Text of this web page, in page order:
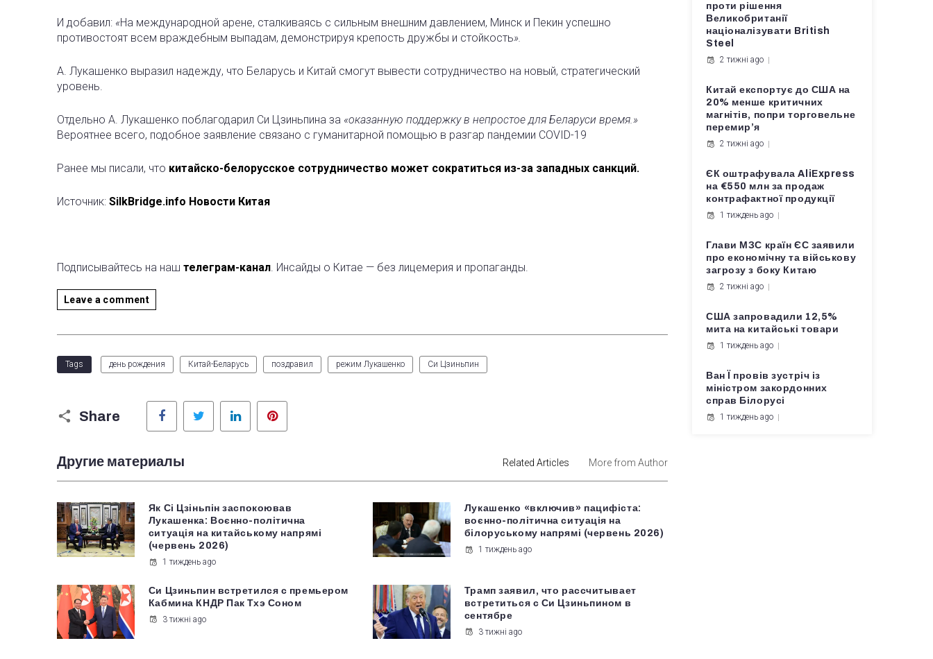
И добавил: «На международной арене, сталкиваясь с сильным внешним давлением, Минск и Пекин успешно
противостоят всем враждебным выпадам, демонстрируя крепость дружбы и стойкость».
А. Лукашенко выразил надежду, что Беларусь и Китай смогут вывести сотрудничество на новый, стратегический
уровень.
Отдельно А. Лукашенко поблагодарил Си Цзиньпина за «оказанную поддержку в непростое для Беларуси время.»
Вероятнее всего, подобное заявление связано с гуманитарной помощью в разгар пандемии COVID-19
Ранее мы писали, что китайско-белорусское сотрудничество может сократиться из-за западных санкций.
Источник: SilkBridge.info Новости Китая
Подписывайтесь на наш телеграм-канал. Инсайды о Китае — без лицемерия и пропаганды.
Leave a comment
Tags день рождения Китай-Беларусь поздравил режим Лукашенко Си Цзиньпин
Share
Facebook Twitter LinkedIn
Другие материалы Related Articles More from Author
Як Сі Цзіньпін заспокоював
Лукашенка: Воєнно-політична
ситуація на китайському напрямі
(червень 2026)
1 тиждень ago
Лукашенко «включив» пацифіста:
воєнно-політична ситуація на
білоруському напрямі (червень 2026)
1 тиждень ago
Си Цзиньпин встретился с премьером
Кабмина КНДР Пак Тхэ Соном
3 тижні ago
Трамп заявил, что рассчитывает
встретиться с Си Цзиньпином в
сентябре
3 тижні ago
проти рішення
Великобританії
націоналізувати British
Steel
2 тижні ago
Китай експортує до США на
20% менше критичних
магнітів, попри торговельне
перемир’я
2 тижні ago
ЄК оштрафувала AliExpress
на €550 млн за продаж
контрафактної продукції
1 тиждень ago
Глави МЗС країн ЄС заявили
про економічну та військову
загрозу з боку Китаю
2 тижні ago
США запровадили 12,5%
мита на китайські товари
1 тиждень ago
Ван Ї провів зустріч із
міністром закордонних
справ Білорусі
1 тиждень ago